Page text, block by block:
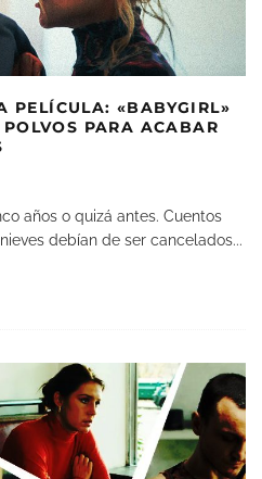
PELÍCULA: «BABYGIRL»
PARA ACABAR
años o quizá antes. Cuentos
debían de ser cancelados...